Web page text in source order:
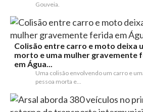
Gouveia.
Colisão entre carro e moto deixa
morto e uma mulher gravemente
em Água...
Uma colisão envolvendo um carro e
pessoa morta e...